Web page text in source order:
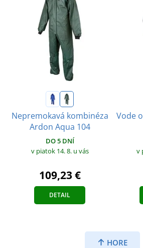
Nepremokavá kombinéza
Ardon Aqua 104
DO 5 DNÍ
v piatok 14. 8. u vás
109,23 €
DETAIL
Vode
v
HORE